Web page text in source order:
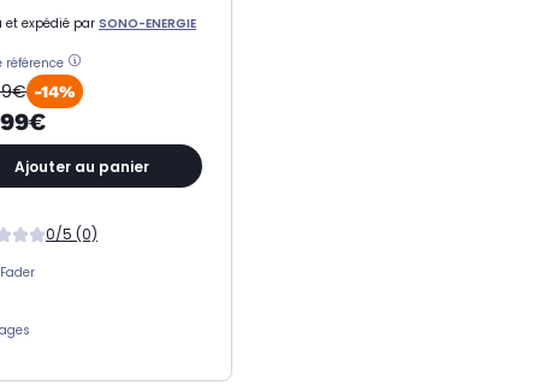
et expédié par SONO-ENERGIE
référence
-14%
Ajouter au panier
0/5 (0)